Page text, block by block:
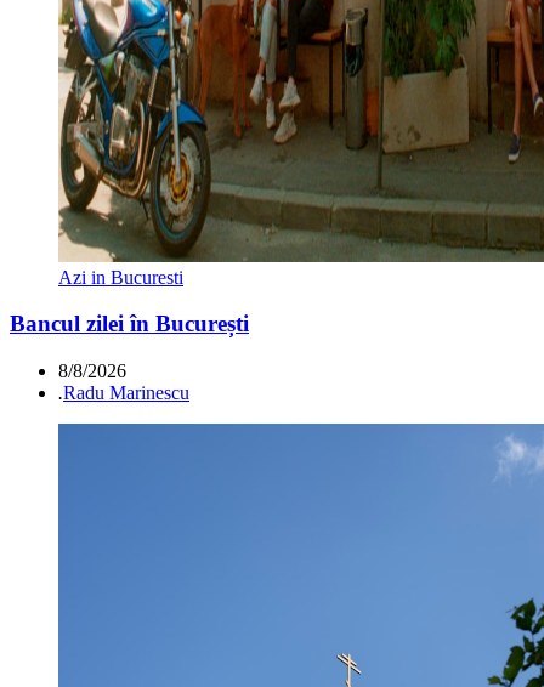
Azi in Bucuresti
Bancul zilei în București
8/8/2026
.Radu Marinescu